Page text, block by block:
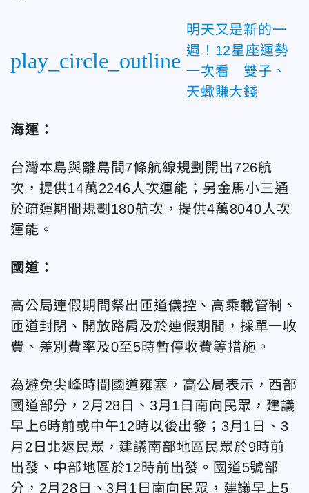
play_circle_outline
明天又是新的一
週！12星座運勢
一次看 雙子、
天蠍賺大錢
海運：
台灣本島與離島間7條航線規劃開出726航
次，提供14萬2246人次運能；另金馬小三通
於疏運期間規劃180航次，提供4萬8040人次
運能。
國道：
高公局連假期間祭出匝道儀控、高乘載管制、
匝道封閉、開放路肩及於連假期間，採單一收
費、差別費率及0至5時暫停收費等措施。
為避免尖峰時間國道雍塞，高公局表示，西部
國道部分，2月28日、3月1日南向民眾，建議
早上6時前或中午12時以後出發；3月1日、3
月2日北返民眾，建議南部地區民眾於9時前
出發、中部地區於12時前出發。國道5號部
分，2月28日、3月1日南向民眾，建議早上5